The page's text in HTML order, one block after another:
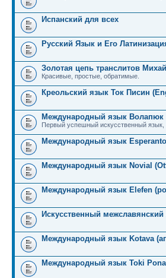
Испанский для всех
Русский Язык и Его
Золотая цепь транслитов
Красивые, простые, обратимые.
Креольский язык Ток Писин
Международный язык Волапюк
Первый успешный искусственный
Международный язык
Международный язык Novial
Международный язык Elefen
Искусственный
Международный язык Kotava
Международный язык Toki